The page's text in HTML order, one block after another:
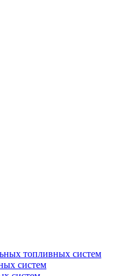
топливных систем
систем